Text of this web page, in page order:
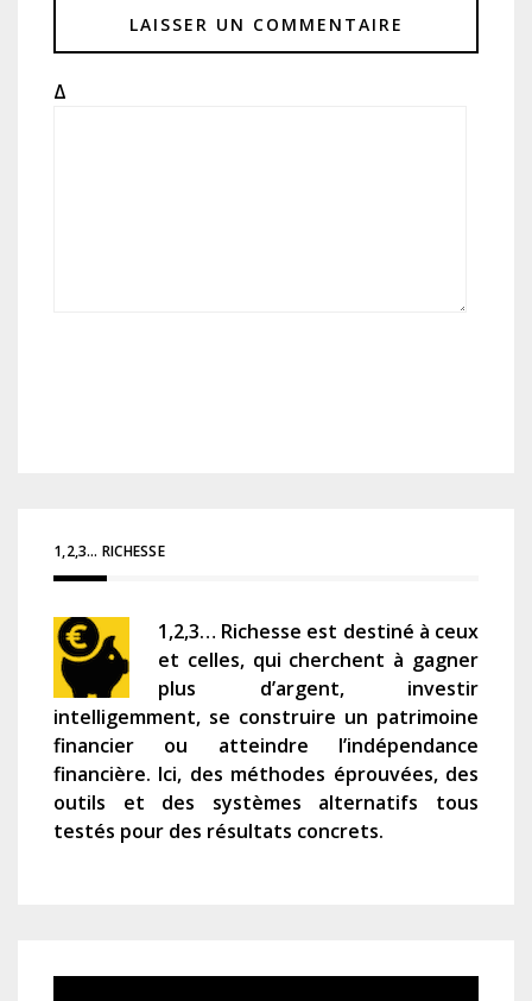
Δ
1,2,3… RICHESSE
1,2,3… Richesse est destiné à ceux
et celles, qui cherchent à gagner
plus d’argent, investir
intelligemment, se construire un patrimoine
financier ou atteindre l’indépendance
financière. Ici, des méthodes éprouvées, des
outils et des systèmes alternatifs tous
testés pour des résultats concrets.